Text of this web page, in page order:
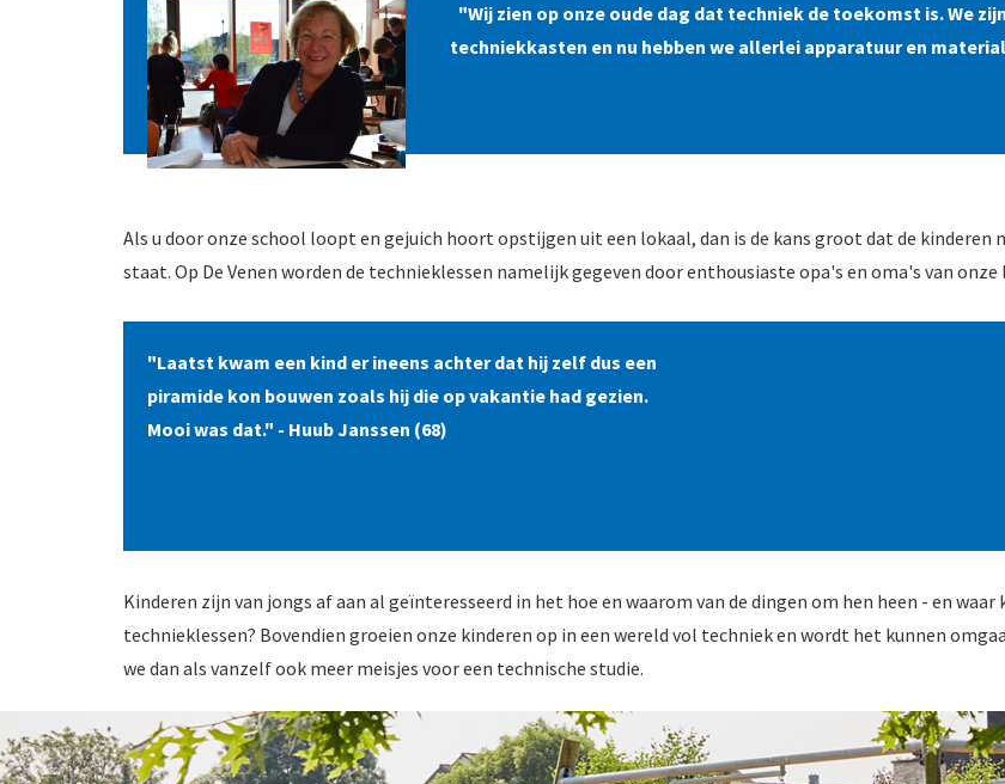
"Wij zien op onze oude dag dat techniek de toekomst is. We
techniekkasten en nu hebben we allerlei apparatuur en
Als u door onze school loopt en gejuich hoort opstijgen uit een lokaal, dan is de kans groot dat de
staat. Op De Venen worden de technieklessen namelijk gegeven door enthousiaste opa's en oma's van
"Laatst kwam een kind er ineens achter dat hij zelf dus een
piramide kon bouwen zoals hij die op vakantie had gezien.
Mooi was dat." - Huub Janssen (68)
Kinderen zijn van jongs af aan al geïnteresseerd in het hoe en waarom van de dingen om hen heen - en
technieklessen? Bovendien groeien onze kinderen op in een wereld vol techniek en wordt het kunnen
we dan als vanzelf ook meer meisjes voor een technische studie.